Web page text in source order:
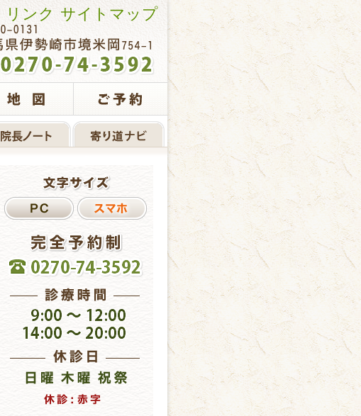
リンク サイトマップ